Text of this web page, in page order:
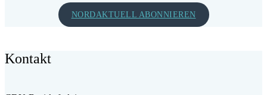
NORDAKTUELL ABONNIEREN
Kontakt